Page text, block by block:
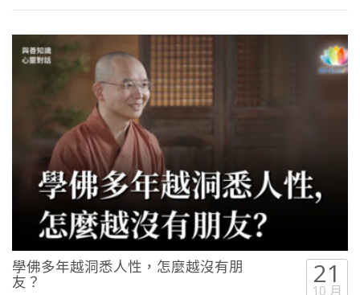
學佛多年越洞悉人性，怎麼越沒有朋
友？ 21
10 月